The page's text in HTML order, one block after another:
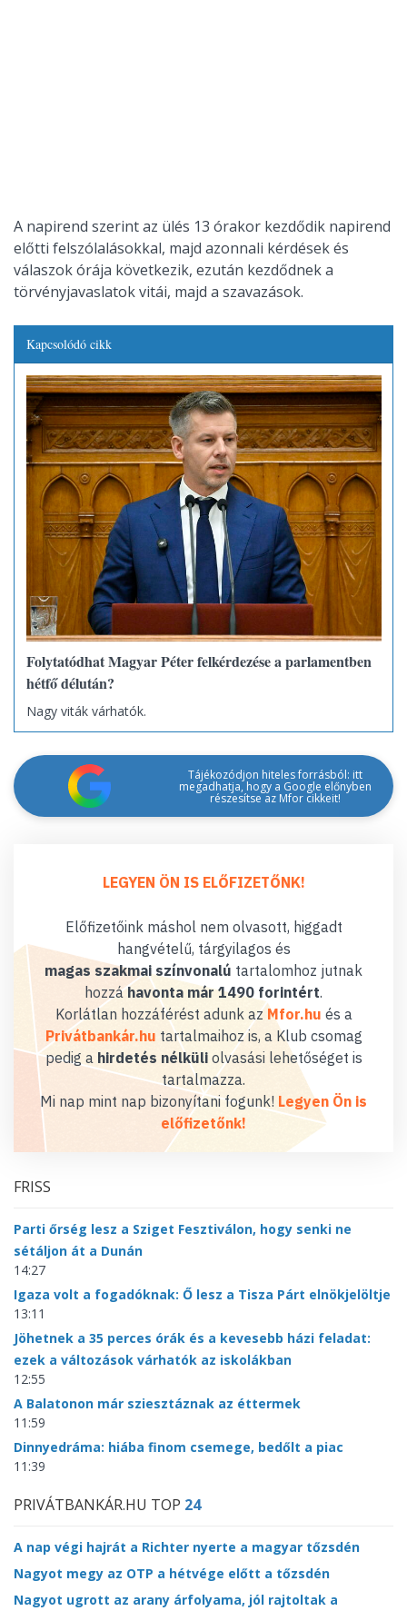
A napirend szerint az ülés 13 órakor kezdődik napirend
előtti felszólalásokkal, majd azonnali kérdések és
válaszok órája következik, ezután kezdődnek a
törvényjavaslatok vitái, majd a szavazások.
Kapcsolódó cikk
Folytatódhat Magyar Péter felkérdezése a parlamentben
hétfő délután?
Nagy viták várhatók.
Tájékozódjon hiteles forrásból: itt
megadhatja, hogy a Google előnyben
részesítse az Mfor cikkeit!
LEGYEN ÖN IS ELŐFIZETŐNK!
Előfizetőink máshol nem olvasott, higgadt
hangvételű, tárgyilagos és
magas szakmai színvonalú tartalomhoz jutnak
hozzáhavonta már 1490 forintért.
Korlátlan hozzáférést adunk az Mfor.hu és a
Privátbankár.hu tartalmaihoz is, a Klub csomag
pedig a hirdetés nélküliolvasási lehetőséget is
tartalmazza.
Mi nap mint nap bizonyítani fogunk! Legyen Ön is
előfizetőnk!
FRISS
Parti őrség lesz a Sziget Fesztiválon, hogy senki ne
sétáljon át a Dunán
14:27
Igaza volt a fogadóknak: Ő lesz a Tisza Párt elnökjelöltje
13:11
Jöhetnek a 35 perces órák és a kevesebb házi feladat:
ezek a változások várhatók az iskolákban
12:55
A Balatonon már sziesztáznak az éttermek
11:59
Dinnyedráma: hiába finom csemege, bedőlt a piac
11:39
PRIVÁTBANKÁR.HU TOP 24
A nap végi hajrát a Richter nyerte a magyar tőzsdén
Nagyot megy az OTP a hétvége előtt a tőzsdén
Nagyot ugrott az arany árfolyama, jól rajtoltak a